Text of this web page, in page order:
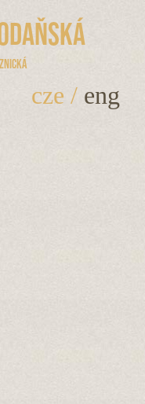
cze / eng